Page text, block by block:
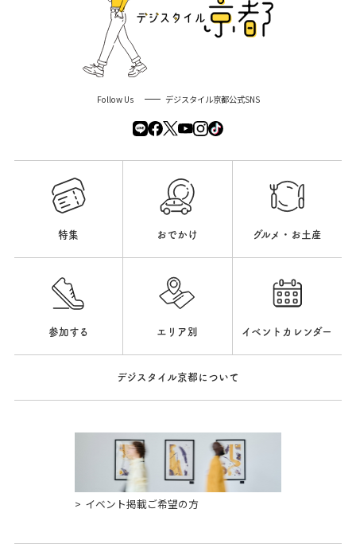
Follow Us デジスタイル京都公式SNS
特集 おでかけ グルメ・お土産
参加する エリア別 イベントカレンダー
デジスタイル京都について
イベント掲載ご希望の方